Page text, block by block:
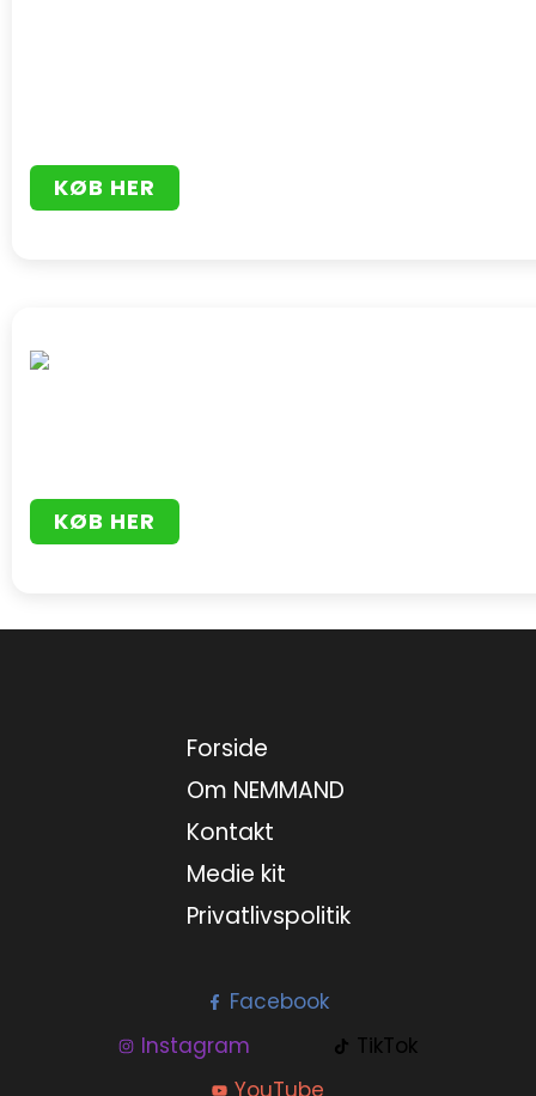
KØB HER
KØB HER
Forside
Om NEMMAND
Kontakt
Medie kit
Privatlivspolitik
Facebook
Instagram
TikTok
YouTube